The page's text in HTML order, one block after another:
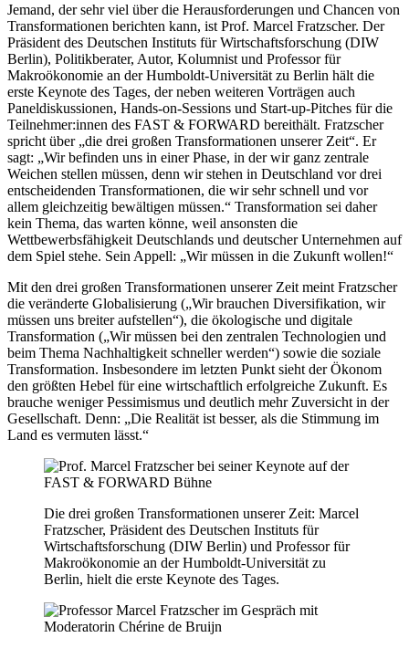
Jemand, der sehr viel über die Herausforderungen und Chancen von
Transformationen berichten kann, ist Prof. Marcel Fratzscher. Der
Präsident des Deutschen Instituts für Wirtschaftsforschung (DIW
Berlin), Politikberater, Autor, Kolumnist und Professor für
Makroökonomie an der Humboldt-Universität zu Berlin hält die
erste Keynote des Tages, der neben weiteren Vorträgen auch
Paneldiskussionen, Hands-on-Sessions und Start-up-Pitches für die
Teilnehmer:innen des FAST & FORWARD bereithält. Fratzscher
spricht über „die drei großen Transformationen unserer Zeit“. Er
sagt: „Wir befinden uns in einer Phase, in der wir ganz zentrale
Weichen stellen müssen, denn wir stehen in Deutschland vor drei
entscheidenden Transformationen, die wir sehr schnell und vor
allem gleichzeitig bewältigen müssen.“ Transformation sei daher
kein Thema, das warten könne, weil ansonsten die
Wettbewerbsfähigkeit Deutschlands und deutscher Unternehmen auf
dem Spiel stehe. Sein Appell: „Wir müssen in die Zukunft wollen!“
Mit den drei großen Transformationen unserer Zeit meint Fratzscher
die veränderte Globalisierung („Wir brauchen Diversifikation, wir
müssen uns breiter aufstellen“), die ökologische und digitale
Transformation („Wir müssen bei den zentralen Technologien und
beim Thema Nachhaltigkeit schneller werden“) sowie die soziale
Transformation. Insbesondere im letzten Punkt sieht der Ökonom
den größten Hebel für eine wirtschaftlich erfolgreiche Zukunft. Es
brauche weniger Pessimismus und deutlich mehr Zuversicht in der
Gesellschaft. Denn: „Die Realität ist besser, als die Stimmung im
Land es vermuten lässt.“
Die drei großen Transformationen unserer Zeit: Marcel
Fratzscher, Präsident des Deutschen Instituts für
Wirtschaftsforschung (DIW Berlin) und Professor für
Makroökonomie an der Humboldt-Universität zu
Berlin, hielt die erste Keynote des Tages.